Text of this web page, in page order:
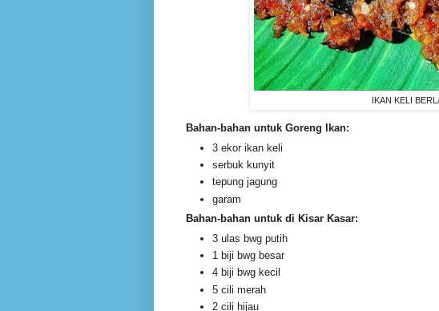
IKAN KELI
Bahan-bahan untuk Goreng Ikan:
3 ekor ikan keli
serbuk kunyit
tepung jagung
garam
Bahan-bahan untuk di Kisar Kasar:
3 ulas bwg putih
1 biji bwg besar
4 biji bwg kecil
5 cili merah
2 cili hijau